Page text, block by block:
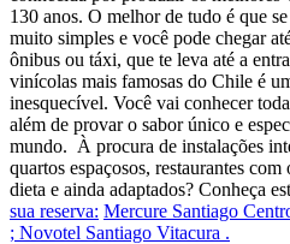
130 anos. O melhor de tudo é que
muito simples e você pode chegar
ônibus ou táxi, que te leva até a
vinícolas mais famosas do Chile é
inesquecível. Você vai conhecer
além de provar o sabor único e
mundo. À procura de instalações
quartos espaçosos, restaurantes
dieta e ainda adaptados? Conheça
sua reserva: Mercure Santiago
; Novotel Santiago Vitacura .